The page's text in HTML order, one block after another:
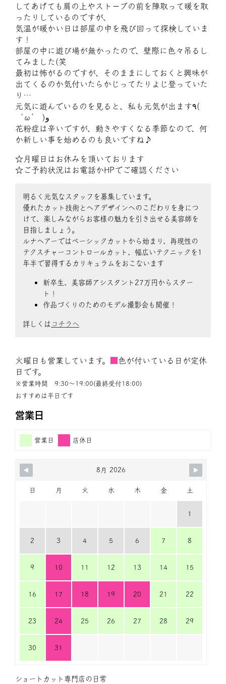
してあげても肩の上やストーブの前を陣取って暖を取
ったりしているのですが、
気温が暖かい日は部屋の中を飛び回って探検していま
す！
部屋の中に遊び場が無かったので、壁際に色々吊るし
てみました(笑
最初は怖がるのですが、そのままにしておくと興味が
出てくるのか気付いたらかじってたりよじ登っていた
り…
元気に遊んでいるのを見ると、私も元気が出ます٩(
‘ω’ )و
花粉症は辛いですが、動きやすくなる季節なので、何
か新しい事を始めるのも良いですね♪
☆月曜日はお休みを頂いております
☆ご予約状況はお電話かHPでご確認ください
明るく元気なスタッフを募集しています。
優れたカット技術とヘアデザインへのこだわりを身につ
けて、楽しみながらお客様の魅力を引き出せる美容師を
目指しましょう。
ルナヘアーではベーシックカットから始まり、再現性の
テクスチャーコントロールカット、幅広いテクニックを1
年半で習得するカリキュラムをおこないます
新卒生、美容師アシスタント27万円からスター
ト！
作品づくりのためのモデル撮影会も開催！
詳しくは コチラへ
火曜日も営業しています。
色が付いている日が定休
日です。
※営業時間 9:30〜19:00(最終受付18:00)
おすすめは平日です
営業日
営業日 店休日
8月 2026
日 月 火 水 木 金 土
1
2 3 4 5 6 7 8
9 10 11 12 13 14 15
16 17 18 19 20 21 22
23 24 25 26 27 28 29
30 31
ショートカット専門店の日常